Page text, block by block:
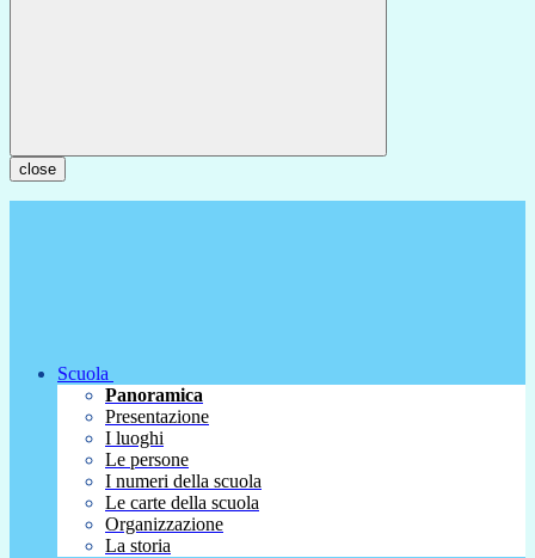
close
Scuola
Panoramica
Presentazione
I luoghi
Le persone
I numeri della scuola
Le carte della scuola
Organizzazione
La storia